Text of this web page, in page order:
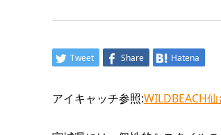
Tweet Share Hatena
アイキャッチ参照:WILDBEACH仙